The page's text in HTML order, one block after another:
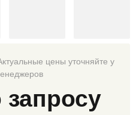
цены уточняйте у